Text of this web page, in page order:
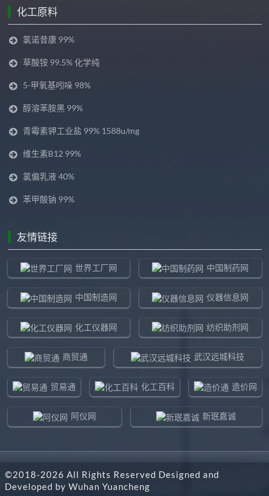
化工原料
氯诺昔康 99%
草酸铵 99.5% 化学纯
5-甲氧基吲哚 98%
醇溶苯胺黑 99%
青霉素钾工业盐 99% 1588u/mg
维生素B12 99%
氯偏乳液 40%
苯甲酸钠 99%
友情链接
世界工厂网 中国制药网
中国制造网 仪器信息网
化工仪器网 纺织助剂网
商贸通 武汉远城科技
贸易通 化工百科 造价网
阿仪网 新珉嘉诚
东北制造网 药智通
©2018-2026 All Rights Reserved Designed and
Developed by Wuhan Yuancheng